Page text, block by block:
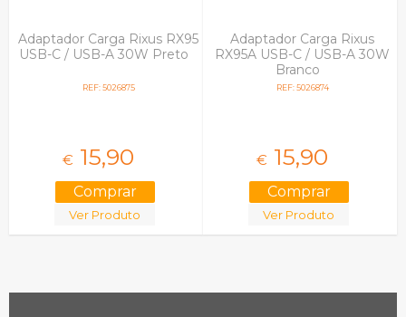
Adaptador Carga Rixus RX95
USB-C / USB-A 30W Preto
REF: 5026875
€ 15,90
Ver Produto
Adaptador Carga Rixus
RX95A USB-C / USB-A 30W
Branco
REF: 5026874
€ 15,90
Ver Produto